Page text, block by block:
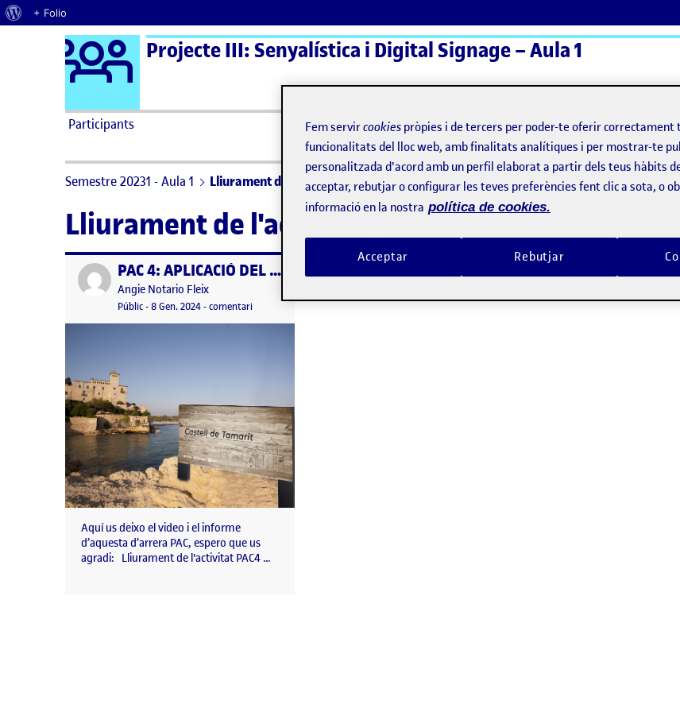
Quant al WordPress
+ Folio
Saltar al contingut Logo Ágora
Projecte III: Senyalística i Digital Signage – Aula 1
Participants ActiFolios
Semestre 20231 - Aula 1 Lliurament de l'activitat PAC4
Lliurament de l'activitat PAC4
Publicat per PAC 4: APLICACIÓ DEL DISSENY
Publicat per
Angie Notario Fleix
Visibilitat:
Públic-Data de publicació
8 Gen. 202412 juny, 2024 4:39 pm
-comentariel PAC 4: APLICACIÓ DEL DISSENY
Aquí us deixo el video i el informe
d’aquesta d’arrera PAC, espero que us
agradi: Lliurament de l'activitat PAC4 …
Fem servircookies pròpies i de tercers per poder-te oferir correctament
funcionalitats del lloc web, amb finalitats analítiques i per mostrar-te
personalitzada d'acord amb un perfil elaborat a partir dels teus hàbits
acceptar, rebutjar o configurar les teves preferències fent clic a sota, o
informació en la nostra política de cookies.
Rebutjar
Acceptar